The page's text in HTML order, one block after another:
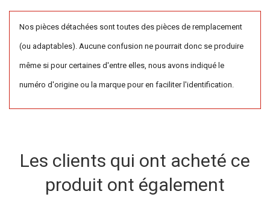
Nos pièces détachées sont toutes des pièces de remplacement
(ou adaptables). Aucune confusion ne pourrait donc se produire
même si pour certaines d'entre elles, nous avons indiqué le
numéro d'origine ou la marque pour en faciliter l'identification.
Les clients qui ont acheté ce
produit ont également